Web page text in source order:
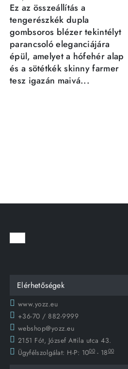
Ez az összeállítás a
tengerészkék dupla
gombsoros blézer tekintélyt
parancsoló eleganciájára
épül, amelyet a hófehér alap
és a sötétkék skinny farmer
tesz igazán maivá...
Elérhetőségek
www.yozz.eu
+36-70 / 882-9999
webshop@yozz.eu
2151 Fót, József Attila utca 43.
Ügyfélszolgálat: H-P: 1000 - 1800